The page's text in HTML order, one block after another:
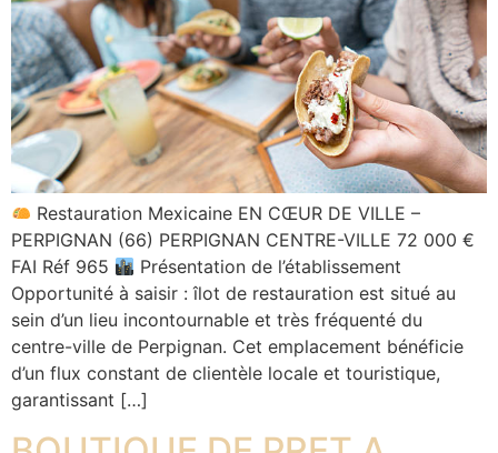
Restauration Mexicaine EN CŒUR DE VILLE –
PERPIGNAN (66) PERPIGNAN CENTRE-VILLE 72 000 €
FAI Réf 965
Présentation de l’établissement
Opportunité à saisir : îlot de restauration est situé au
sein d’un lieu incontournable et très fréquenté du
centre-ville de Perpignan. Cet emplacement bénéficie
d’un flux constant de clientèle locale et touristique,
garantissant […]